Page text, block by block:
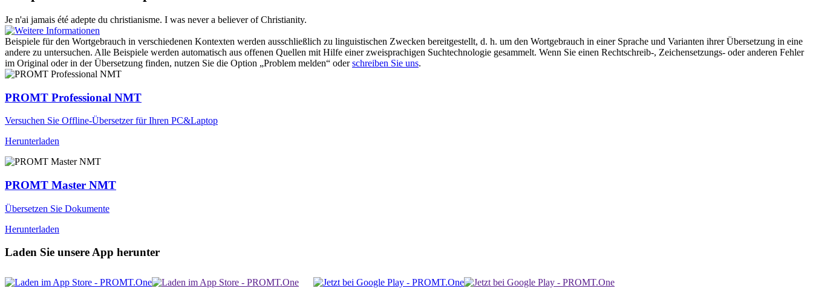
Je n'ai jamais été adepte du christianisme. I was never a believer of Christianity.
Beispiele für den Wortgebrauch in verschiedenen Kontexten werden ausschließlich zu linguistischen Zwecken bereitgestellt, d. h. um den Wortgebrauch in einer Sprache und Varianten ihrer Übersetzung in eine
andere zu untersuchen. Alle Beispiele werden automatisch aus offenen Quellen mit Hilfe einer zweisprachigen Suchtechnologie gesammelt. Wenn Sie einen Rechtschreib-, Zeichensetzungs- oder anderen Fehler
im Original oder in der Übersetzung finden, nutzen Sie die Option „Problem melden“ oderschreiben Sie uns.
PROMT Professional NMT
Versuchen Sie Offline-Übersetzer für Ihren PC&Laptop
Herunterladen
PROMT Master NMT
Übersetzen Sie Dokumente
Herunterladen
Laden Sie unsere App herunter